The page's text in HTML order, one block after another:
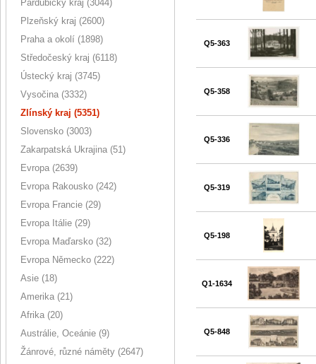
Pardubický kraj (3044)
Plzeňský kraj (2600)
Praha a okolí (1898)
Středočeský kraj (6118)
Ústecký kraj (3745)
Vysočina (3332)
Zlínský kraj (5351)
Slovensko (3003)
Zakarpatská Ukrajina (51)
Evropa (2639)
Evropa Rakousko (242)
Evropa Francie (29)
Evropa Itálie (29)
Evropa Maďarsko (32)
Evropa Německo (222)
Asie (18)
Amerika (21)
Afrika (20)
Austrálie, Oceánie (9)
Žánrové, různé náměty (2647)
Q5-363
Q5-358
Q5-336
Q5-319
Q5-198
Q1-1634
Q5-848